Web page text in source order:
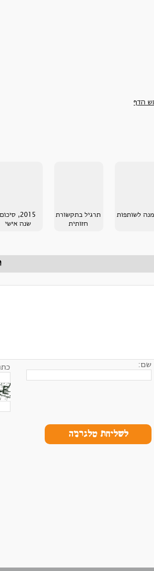
הדף
לשותפות
תרגיל בתקשורת
חזותית
2015, סיכום
שנה אישי
שם:
לשליחת טלגרמה